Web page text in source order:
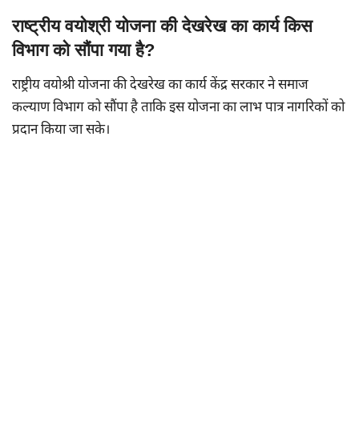
राष्ट्रीय वयोश्री योजना की देखरेख का कार्य किस
विभाग को सौंपा गया है?
राष्ट्रीय वयोश्री योजना की देखरेख का कार्य केंद्र सरकार ने समाज
कल्याण विभाग को सौंपा है ताकि इस योजना का लाभ पात्र नागरिकों को
प्रदान किया जा सके।